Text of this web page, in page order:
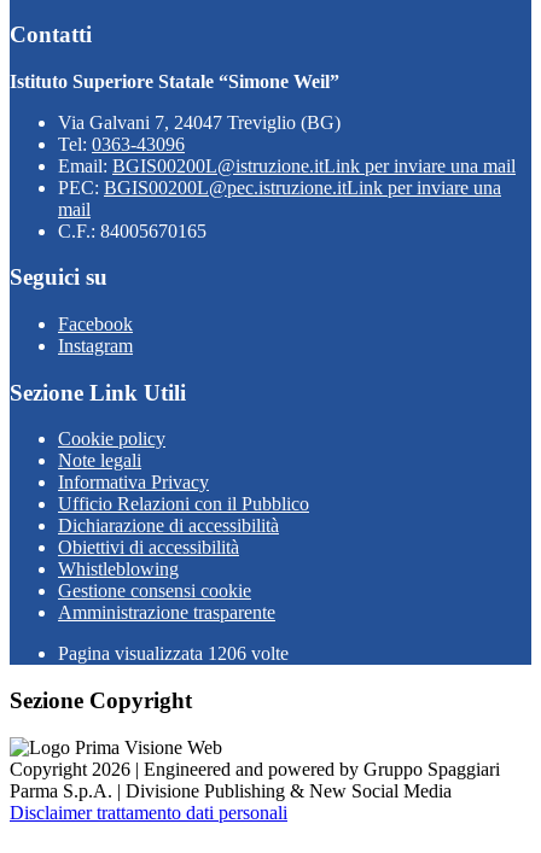
Contatti
Istituto Superiore Statale “Simone Weil”
Via Galvani 7, 24047 Treviglio (BG)
Tel: 0363-43096
Email: BGIS00200L@istruzione.itLink per inviare una mail
PEC: BGIS00200L@pec.istruzione.itLink per inviare una
mail
C.F.: 84005670165
Seguici su
Facebook
Instagram
Sezione Link Utili
Cookie policy
Note legali
Informativa Privacy
Ufficio Relazioni con il Pubblico
Dichiarazione di accessibilità
Obiettivi di accessibilità
Whistleblowing
Gestione consensi cookie
Amministrazione trasparente
Pagina visualizzata 1206 volte
Sezione Copyright
Copyright 2026 | Engineered and powered by Gruppo Spaggiari
Parma S.p.A. | Divisione Publishing & New Social Media
Disclaimer trattamento dati personali